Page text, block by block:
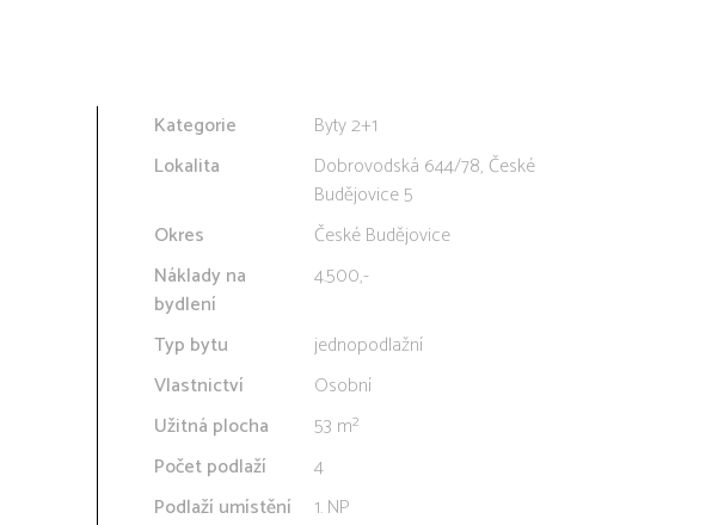
Kategorie
Byty 2+1
Lokalita
Dobrovodská 644/78, České
Budějovice 5
Okres
České Budějovice
Náklady na
bydlení
4.500,-
Typ bytu
jednopodlažní
Vlastnictví
Osobní
Užitná plocha
53 m²
Počet podlaží
4
Podlaží umístění
1. NP